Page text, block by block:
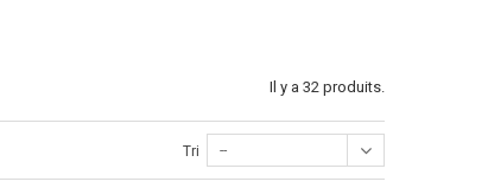
Il y a 32 produits.
Tri --